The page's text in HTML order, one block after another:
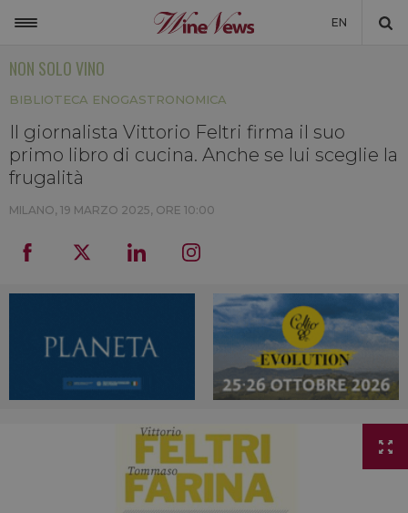
EN
MONDO
NON SOLO VINO
LA CANTINA DI WINENEWS
DICONO DI NOI
NON SOLO VINO
BIBLIOTECA ENOGASTRONOMICA
Il giornalista Vittorio Feltri firma il suo
primo libro di cucina. Anche se lui sceglie la
frugalità
MILANO, 19 MARZO 2025, ORE 10:00